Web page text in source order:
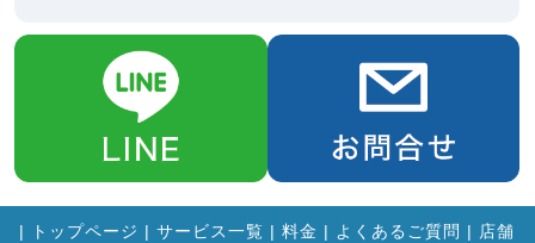
| トップページ | サービス一覧 | 料金 | よくあるご質問 | 店舗